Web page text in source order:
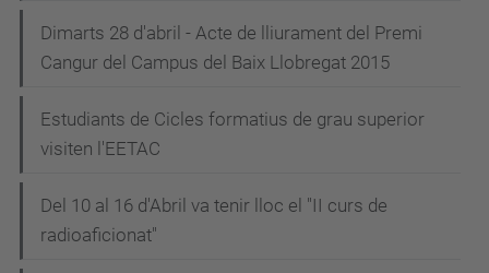
Dimarts 28 d'abril - Acte de lliurament del Premi
Cangur del Campus del Baix Llobregat 2015
Estudiants de Cicles formatius de grau superior
visiten l'EETAC
Del 10 al 16 d'Abril va tenir lloc el "II curs de
radioaficionat"